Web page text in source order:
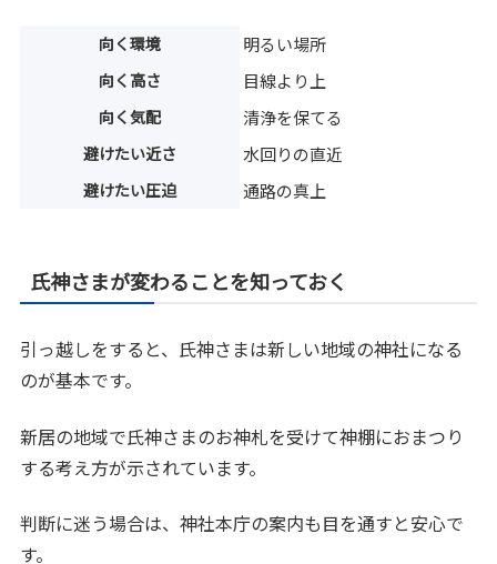
向く環境 明るい場所
向く高さ 目線より上
向く気配 清浄を保てる
避けたい近さ 水回りの直近
避けたい圧迫 通路の真上
氏神さまが変わることを知っておく
引っ越しをすると、氏神さまは新しい地域の神社になる
のが基本です。
新居の地域で氏神さまのお神札を受けて神棚におまつり
する考え方が示されています。
判断に迷う場合は、神社本庁の案内も目を通すと安心で
す。